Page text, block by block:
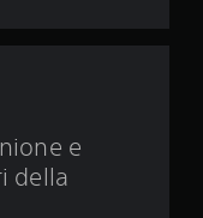
u
e
della